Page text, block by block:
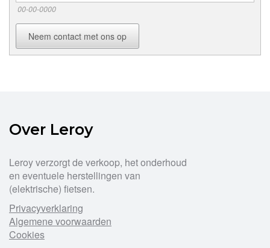
00-00-0000
Neem contact met ons op
Over Leroy
Leroy verzorgt de verkoop, het onderhoud
en eventuele herstellingen van
(elektrische) fietsen.
Privacyverklaring
Algemene voorwaarden
Cookies